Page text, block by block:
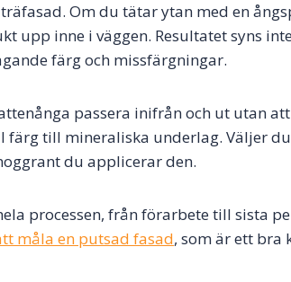
Om du tätar ytan med en
upp inne i väggen. Resultatet syns
färg och missfärgningar.
passera inifrån och ut utan
till mineraliska underlag. Väljer
du applicerar den.
processen, från förarbete till sista
måla en putsad fasad, som är ett bra